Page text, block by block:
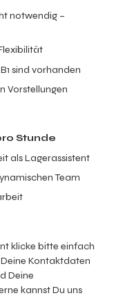
notwendig –
sind vorhanden
Vorstellungen
Stunde
als Lagerassistent
Team
klicke bitte einfach
Kontaktdaten
Deine
kannst Du uns